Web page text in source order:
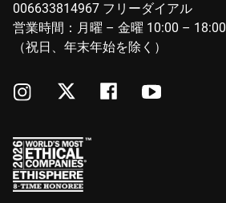
006633814967 フリーダイアル
営業時間：月曜 – 金曜 10:00 – 18:00
（祝日、年末年始を除く）